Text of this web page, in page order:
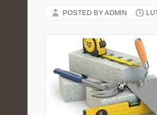
POSTED BY ADMIN